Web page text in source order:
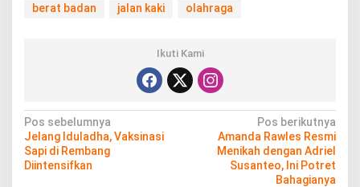
berat badan jalan kaki olahraga
Ikuti Kami
N
a
v
Pos sebelumnya
Jelang Iduladha, Vaksinasi
Sapi di Rembang
Diintensifkan
Pos berikutnya
Amanda Rawles Resmi
Menikah dengan Adriel
Susanteo, Ini Potret
Bahagianya